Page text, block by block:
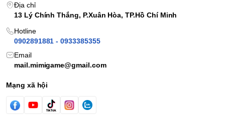
Địa chỉ
13 Lý Chính Thắng, P.Xuân Hòa, TP.Hồ Chí Minh
Hotline
0902891881 - 0933385355
Email
mail.mimigame@gmail.com
Mạng xã hội